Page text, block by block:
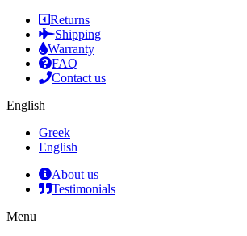
Returns
Shipping
Warranty
FAQ
Contact us
English
Greek
English
About us
Testimonials
Menu